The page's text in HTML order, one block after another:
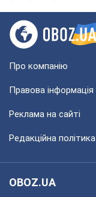
Про компанію
Правова інформація
Реклама на сайті
Редакційна політика
OBOZ.UA